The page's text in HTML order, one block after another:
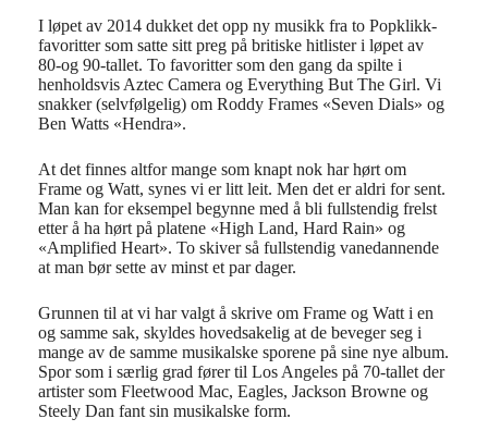
I løpet av 2014 dukket det opp ny musikk fra to Popklikk-
favoritter som satte sitt preg på britiske hitlister i løpet av
80-og 90-tallet. To favoritter som den gang da spilte i
henholdsvis Aztec Camera og Everything But The Girl. Vi
snakker (selvfølgelig) om Roddy Frames «Seven Dials» og
Ben Watts «Hendra».
At det finnes altfor mange som knapt nok har hørt om
Frame og Watt, synes vi er litt leit. Men det er aldri for sent.
Man kan for eksempel begynne med å bli fullstendig frelst
etter å ha hørt på platene «High Land, Hard Rain» og
«Amplified Heart». To skiver så fullstendig vanedannende
at man bør sette av minst et par dager.
Grunnen til at vi har valgt å skrive om Frame og Watt i en
og samme sak, skyldes hovedsakelig at de beveger seg i
mange av de samme musikalske sporene på sine nye album.
Spor som i særlig grad fører til Los Angeles på 70-tallet der
artister som Fleetwood Mac, Eagles, Jackson Browne og
Steely Dan fant sin musikalske form.